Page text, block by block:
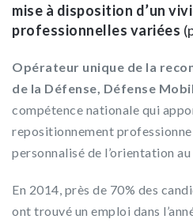
mise à disposition d’un
professionnelles variées
Opérateur unique de la
de la Défense, Défense
compétence nationale qui
repositionnement
personnalisé de l’orientation
En 2014, près de 70% des
ont trouvé un emploi dans